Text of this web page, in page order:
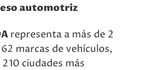
automotriz
representa a más de 2
marcas de vehículos,
ciudades más